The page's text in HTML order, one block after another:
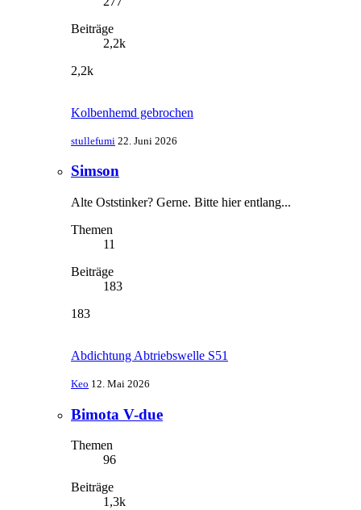
Beiträge
2,2k
2,2k
Kolbenhemd gebrochen
stullefumi 22. Juni 2026
Simson
Alte Oststinker? Gerne. Bitte hier entlang...
Themen
11
Beiträge
183
183
Abdichtung Abtriebswelle S51
Keo 12. Mai 2026
Bimota V-due
Themen
96
Beiträge
1,3k